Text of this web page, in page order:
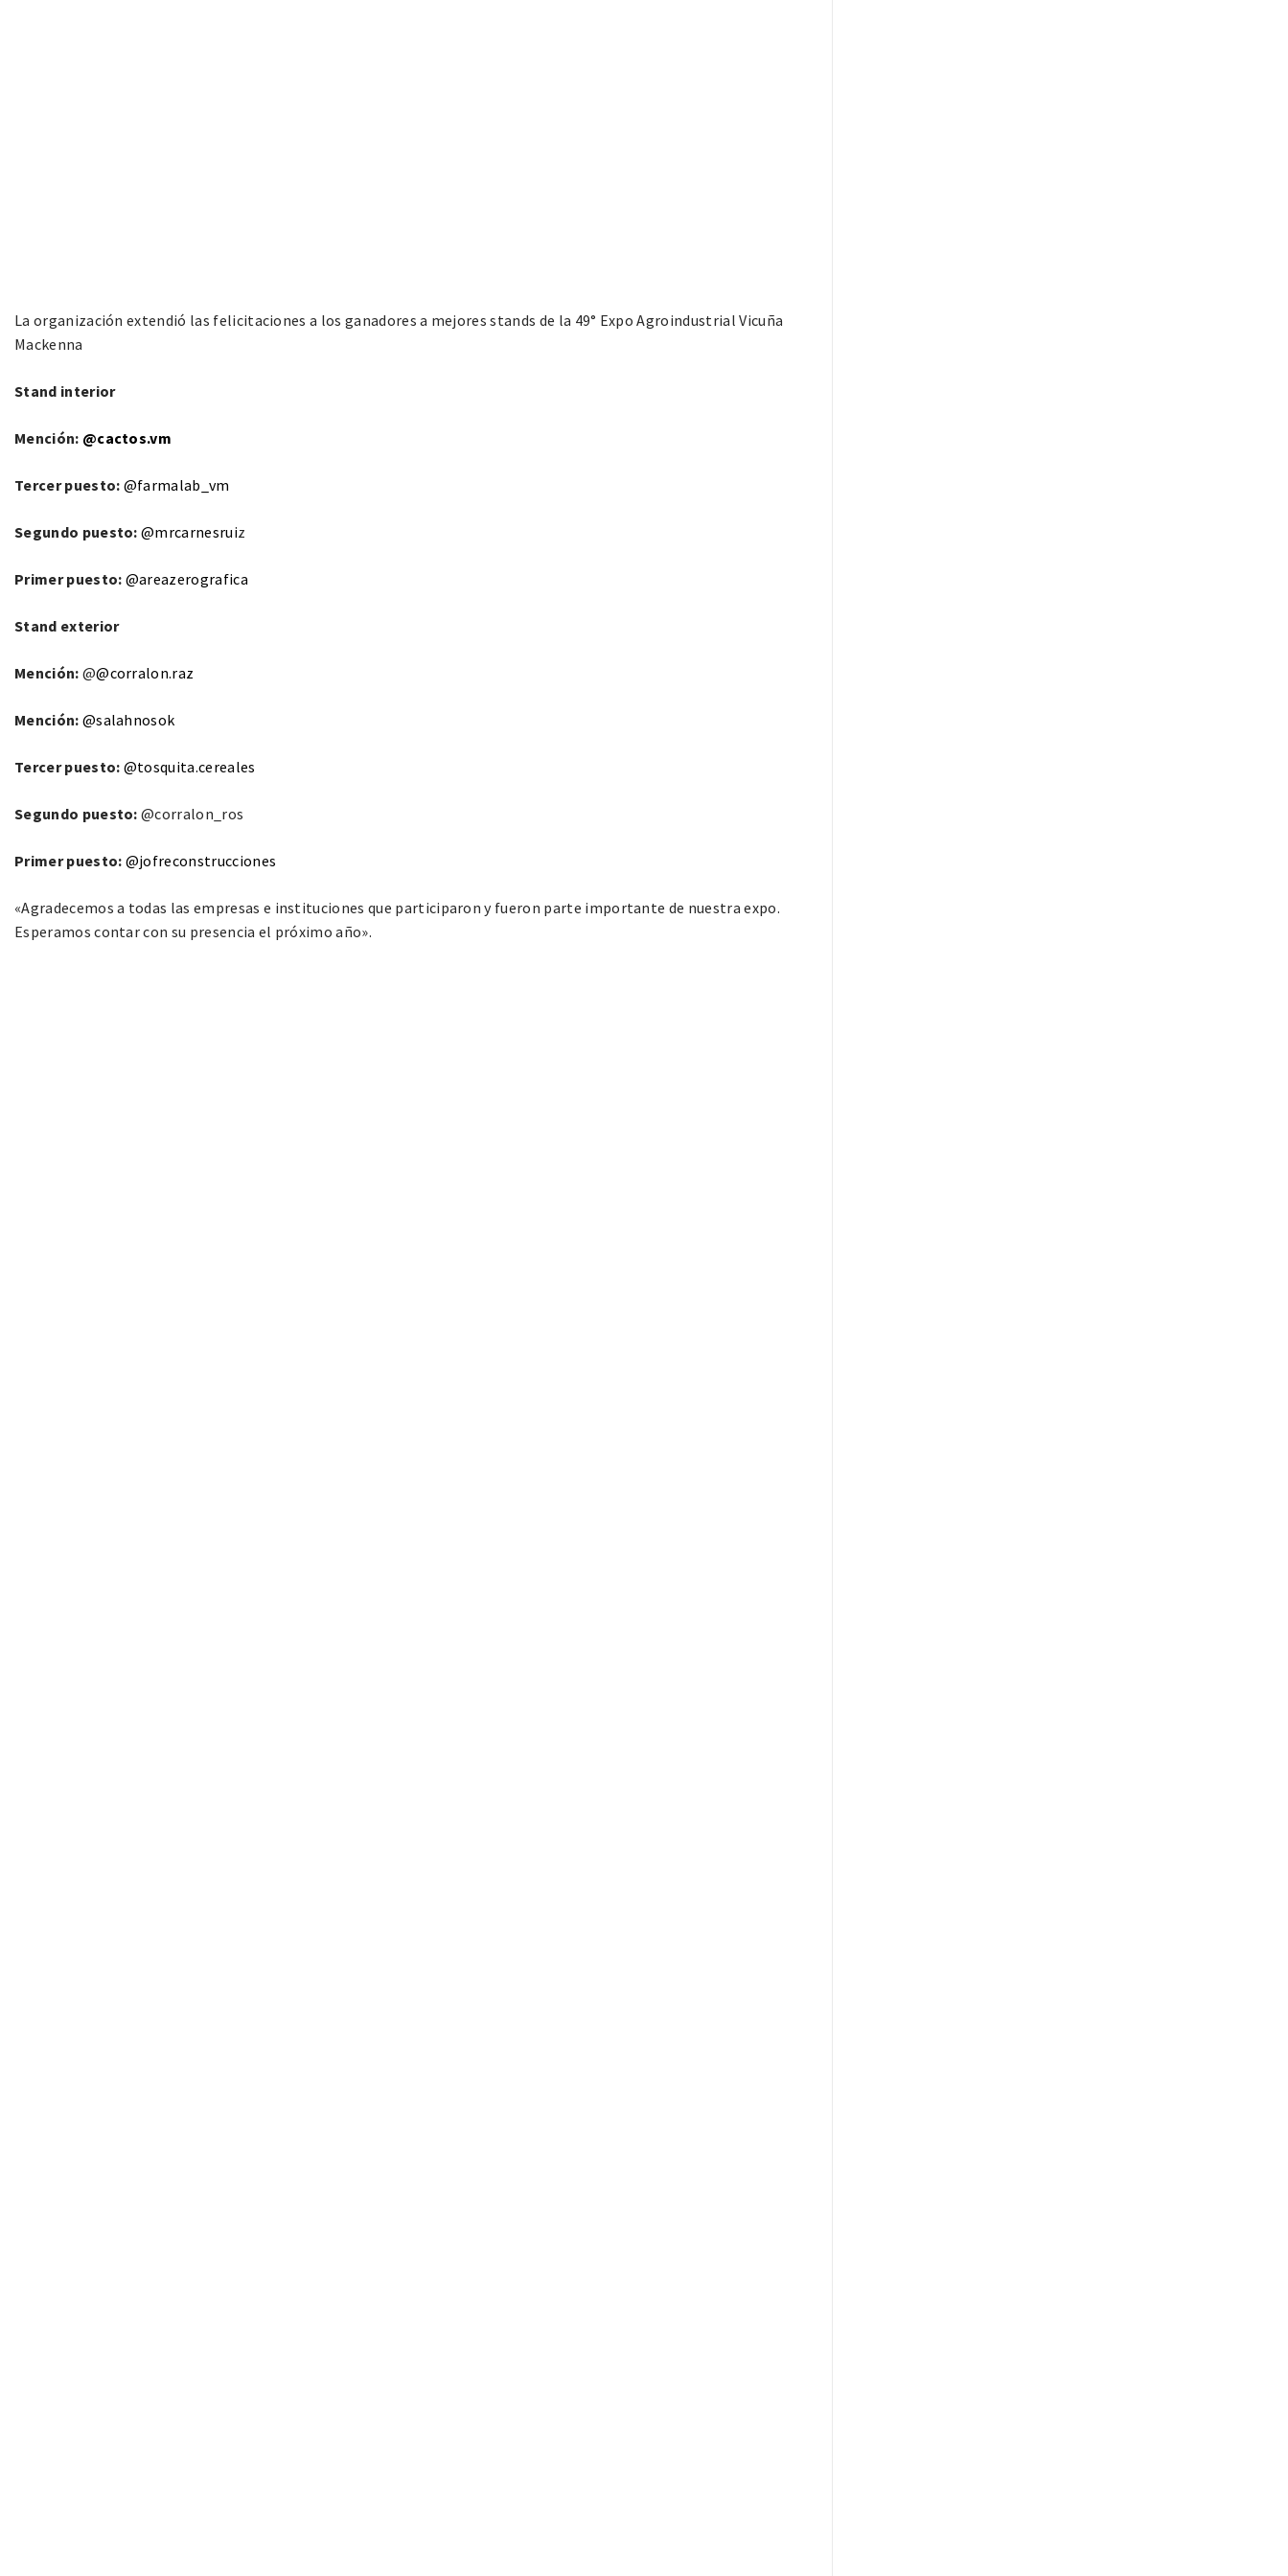
La organización extendió las felicitaciones a los ganadores a mejores stands de la 49° Expo Agroindustrial Vicuña
Mackenna
Stand interior
Mención: @cactos.vm
Tercer puesto: @farmalab_vm
Segundo puesto: @mrcarnesruiz
Primer puesto: @areazerografica
Stand exterior
Mención: @@corralon.raz
Mención: @salahnosok
Tercer puesto: @tosquita.cereales
Segundo puesto: @corralon_ros
Primer puesto: @jofreconstrucciones
«Agradecemos a todas las empresas e instituciones que participaron y fueron parte importante de nuestra expo.
Esperamos contar con su presencia el próximo año».